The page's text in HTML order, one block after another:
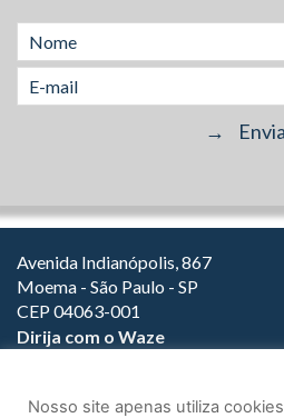
Avenida Indianópolis, 867
Moema - São Paulo - SP
CEP 04063-001
Dirija com o Waze
(11) 3147-1800
Nosso site apenas utiliza